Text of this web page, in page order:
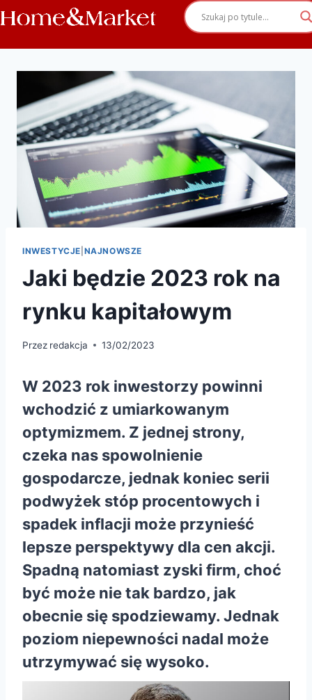
INWESTYCJE NAJNOWSZE
Jaki będzie 2023 rok na
rynku kapitałowym
Przez redakcja 13/02/2023
W 2023 rok inwestorzy powinni
wchodzić z umiarkowanym
optymizmem. Z jednej strony,
czeka nas spowolnienie
gospodarcze, jednak koniec serii
podwyżek stóp procentowych i
spadek inflacji może przynieść
lepsze perspektywy dla cen akcji.
Spadną natomiast zyski firm, choć
być może nie tak bardzo, jak
obecnie się spodziewamy. Jednak
poziom niepewności nadal może
utrzymywać się wysoko.